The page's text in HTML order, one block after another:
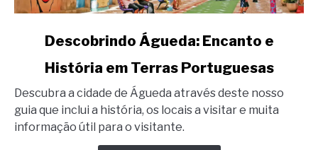
Descobrindo
Águeda:
Encanto
e
Descobrindo Águeda: Encanto e
História em Terras Portuguesas
Descubra a cidade de Águeda através deste nosso
guia que inclui a história, os locais a visitar e muita
informação útil para o visitante.